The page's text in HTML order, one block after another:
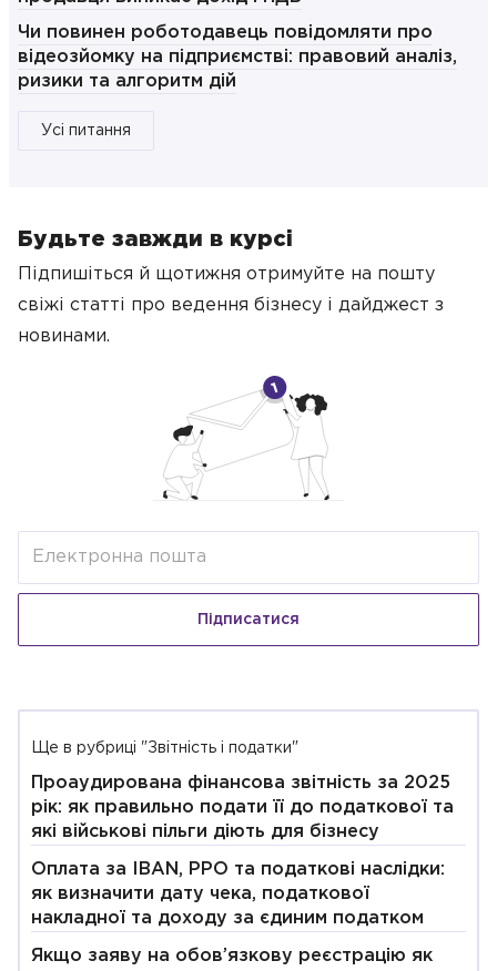
Чи повинен роботодавець повідомляти про
відеозйомку на підприємстві: правовий аналіз,
ризики та алгоритм дій
Усі питання
Будьте завжди в курсі
Підпишіться й щотижня отримуйте на пошту
свіжі статті про ведення бізнесу і дайджест з
новинами.
Підписатися
Ще в рубриці "Звітність і податки"
Проаудирована фінансова звітність за 2025
рік: як правильно подати її до податкової та
які військові пільги діють для бізнесу
Оплата за IBAN, РРО та податкові наслідки:
як визначити дату чека, податкової
накладної та доходу за єдиним податком
Якщо заяву на обов’язкову реєстрацію як